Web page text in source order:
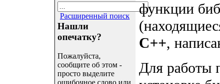
Расширенный поиск
Нашли
опечатку?
Пожалуйста,
сообщите об этом -
просто выделите
ошибочное слово или
функции
C++,
Для работы